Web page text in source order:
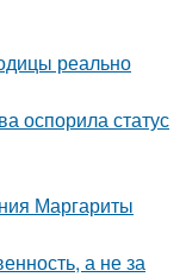
реально
оспорила статус
Маргариты
а не за